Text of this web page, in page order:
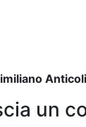
Anticoli
un